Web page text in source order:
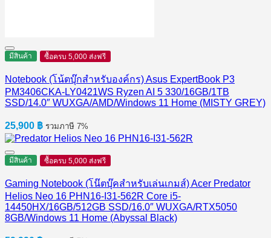
มีสินค้า ซื้อครบ 5,000 ส่งฟรี
Notebook (โน้ตบุ๊กสำหรับองค์กร) Asus ExpertBook P3
PM3406CKA-LY0421WS Ryzen AI 5 330/16GB/1TB
SSD/14.0″ WUXGA/AMD/Windows 11 Home (MISTY GREY)
25,900 ฿ รวมภาษี 7%
มีสินค้า ซื้อครบ 5,000 ส่งฟรี
Gaming Notebook (โน๊ตบุ๊คสำหรับเล่นเกมส์) Acer Predator
Helios Neo 16 PHN16-I31-562R Core i5-
14450HX/16GB/512GB SSD/16.0″ WUXGA/RTX5050
8GB/Windows 11 Home (Abyssal Black)